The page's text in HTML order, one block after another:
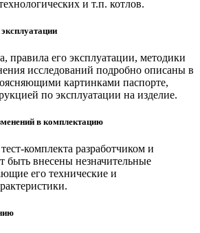
и т.п. котлов.
правила его эксплуатации, методики
исследований подробно описаны в
картинками паспорте,
по эксплуатации на изделие.
в комплектацию
комплекта разработчиком и
быть внесены незначительные
его технические и